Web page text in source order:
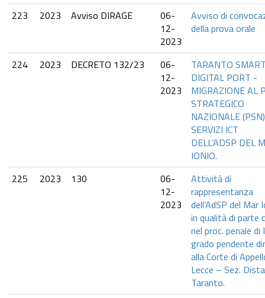
223
2023 Avviso DIRAGE
06-
12-
2023
Avviso di
della prova orale
224 2023 DECRETO 132/23
06-
12-
2023
TARANTO
DIGITAL PORT -
MIGRAZIONE AL
STRATEGICO
NAZIONALE
SERVIZI ICT
DELL’ADSP DEL
IONIO.
225
2023 130
06-
12-
2023
Attività di
rappresentanza
dell’AdSP del Mar
in qualità di parte
nel proc. penale di
grado pendente
alla Corte di
Lecce – Sez.
Taranto.